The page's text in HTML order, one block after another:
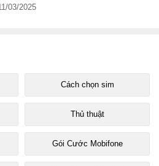
03/2025
Cách chọn sim
Thủ thuật
Gói Cước Mobifone